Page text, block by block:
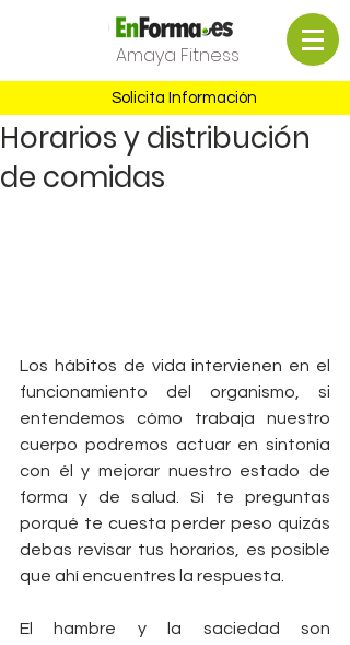
Amaya Fitness
Solicita Información
Horarios y distribución
de comidas
Los hábitos de vida intervienen en el
funcionamiento del organismo, si
entendemos cómo trabaja nuestro
cuerpo podremos actuar en sintonía
con él y mejorar nuestro estado de
forma y de salud. Si te preguntas
porqué te cuesta perder peso quizás
debas revisar tus horarios, es posible
que ahí encuentres la respuesta.
El hambre y la saciedad son